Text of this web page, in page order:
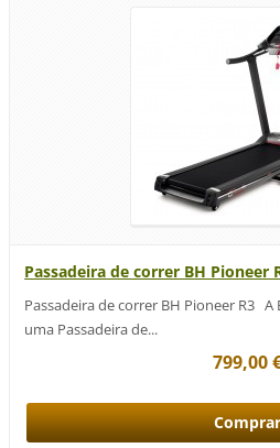
Passadeira de correr BH Pioneer
Passadeira de correr BH Pioneer R3 A
uma Passadeira de...
799,00